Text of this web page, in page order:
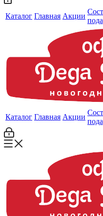
Каталог Главная Акции
Каталог Главная Акции